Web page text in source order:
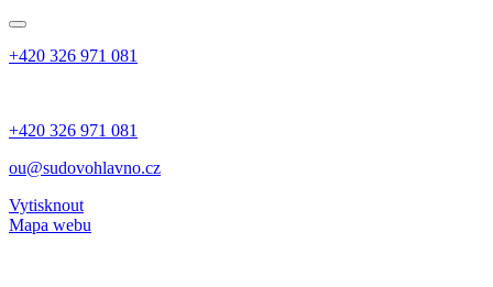
+420 326 971 081
+420 326 971 081
ou@sudovohlavno.cz
Vytisknout
Mapa webu